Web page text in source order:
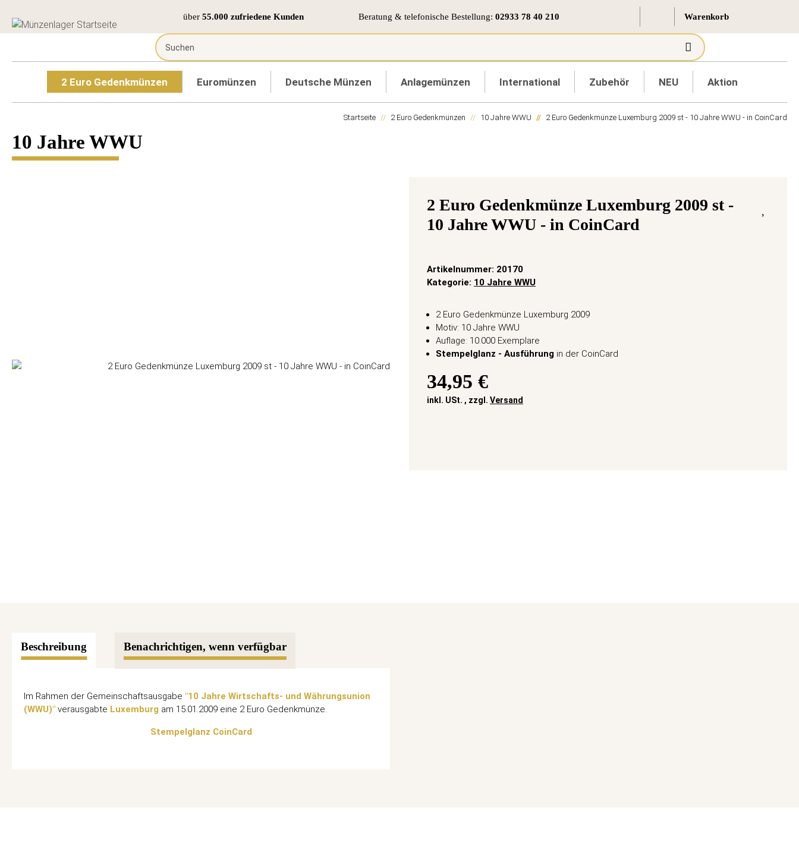
über 55.000 zufriedene Kunden Beratung & telefonische Bestellung: 02933 78 40 210
2 Euro Gedenkmünzen Euromünzen Deutsche Münzen Anlagemünzen International Zubehör NEU Aktion
Startseite 2 Euro Gedenkmünzen 10 Jahre WWU 2 Euro Gedenkmünze Luxemburg 2009 st - 10 Jahre WWU - in CoinCard
10 Jahre WWU
2 Euro Gedenkmünze Luxemburg 2009 st -
10 Jahre WWU - in CoinCard
Artikelnummer: 20170
Kategorie: 10 Jahre WWU
2 Euro Gedenkmünze Luxemburg 2009
Motiv: 10 Jahre WWU
Auflage: 10.000 Exemplare
Stempelglanz - Ausführung in der CoinCard
34,95 €
inkl. USt. , zzgl. Versand
Beschreibung Benachrichtigen, wenn verfügbar
Im Rahmen der Gemeinschaftsausgabe "10 Jahre Wirtschafts- und Währungsunion
(WWU)" verausgabte Luxemburg am 15.01.2009 eine 2 Euro Gedenkmünze.
Stempelglanz CoinCard